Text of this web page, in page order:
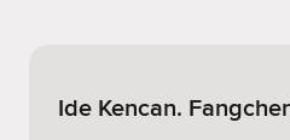
Ide Kencan.